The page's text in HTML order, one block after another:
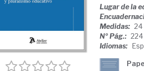
Lugar de la
Medidas: 24
Nº Pág.: 224
Idiomas: